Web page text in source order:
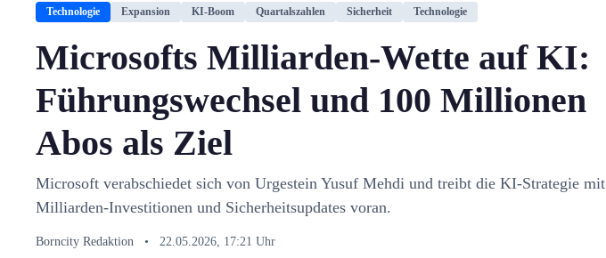
Technologie Expansion KI-Boom Quartalszahlen Sicherheit Technologie
Microsofts Milliarden-Wette auf KI:
Führungswechsel und 100 Millionen
Abos als Ziel
Microsoft verabschiedet sich von Urgestein Yusuf Mehdi und treibt die KI-Strategie mit
Milliarden-Investitionen und Sicherheitsupdates voran.
Borncity Redaktion • 22.05.2026, 17:21 Uhr